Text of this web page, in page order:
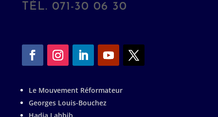
TÉL. 071-30 06 30
Le Mouvement Réformateur
Georges Louis-Bouchez